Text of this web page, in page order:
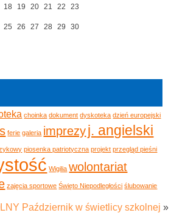
18 19 20 21 22 23
25 26 27 28 29 30
choinka dokument dyskoteka dzień europejski
ferie galeria imprezyj. angielski
piosenka patriotyczna projekt przegląd pieśni
Wigilia wolontariat
zajęcia sportowe Święto Niepodległości ślubowanie
Październik w świetlicy szkolnej »